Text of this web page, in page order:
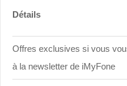
Détails
Offres exclusives si vous
à la newsletter de iMyFone